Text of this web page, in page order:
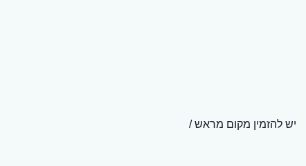
יש להזמין מקום מראש